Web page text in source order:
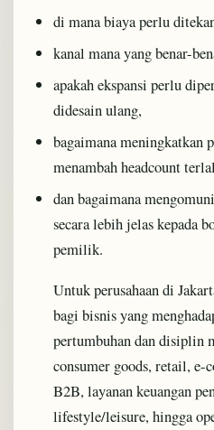
di mana biaya perlu
kanal mana yang benar-
apakah ekspansi perlu
didesain ulang,
bagaimana meningkatkan
menambah headcount
dan bagaimana
secara lebih jelas kepada
pemilik.
Untuk perusahaan di
bagi bisnis yang
pertumbuhan dan disiplin
consumer goods, retail, e-
B2B, layanan keuangan
lifestyle/leisure, hingga